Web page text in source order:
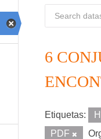
6
Etiquetas:
PDF